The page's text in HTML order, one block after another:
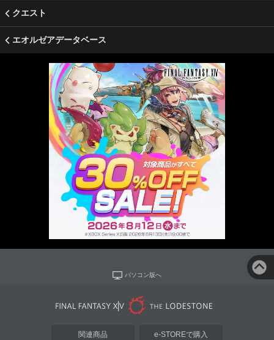
クエスト
エオルゼアデータベース
パソコン版へ
関連商品 e-STOREで購入